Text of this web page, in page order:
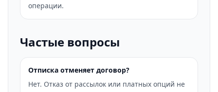
операции.
Частые вопросы
Отписка отменяет договор?
Нет. Отказ от рассылок или платных опций не